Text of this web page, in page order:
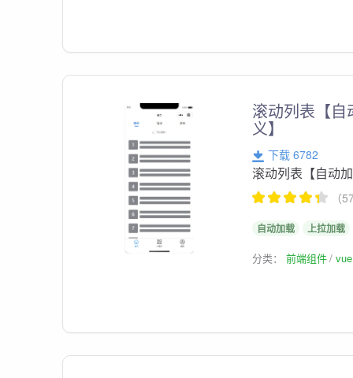
滚动列表【
义】
下载 6782
滚动列表【自动
（
自动加载 上拉加载
分类：前端组件